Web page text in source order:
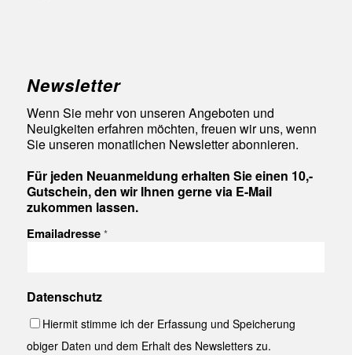
Newsletter
Wenn Sie mehr von unseren Angeboten und
Neuigkeiten erfahren möchten, freuen wir uns, wenn
Sie unseren monatlichen Newsletter abonnieren.
Für jeden Neuanmeldung erhalten Sie einen 10,-
Gutschein, den wir Ihnen gerne via E-Mail
zukommen lassen.
Emailadresse *
Datenschutz
Hiermit stimme ich der Erfassung und Speicherung
obiger Daten und dem Erhalt des Newsletters zu.